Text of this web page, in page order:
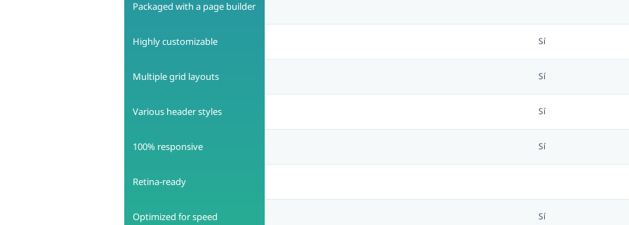
Packaged with a page builder
Highly customizable Sí
Multiple grid layouts Sí
Various header styles Sí
100% responsive Sí
Retina-ready
Optimized for speed Sí